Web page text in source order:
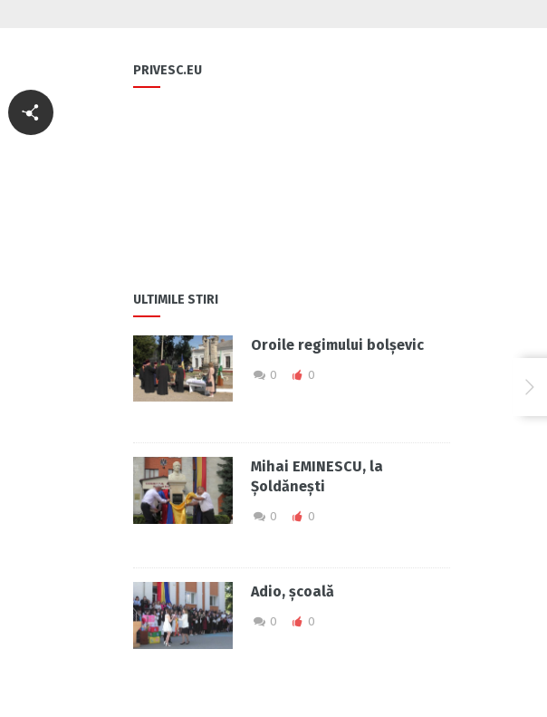
PRIVESC.EU
ULTIMILE STIRI
Oroile regimului bolșevic
0 0
Mihai EMINESCU, la
Șoldănești
0 0
Adio, școală
0 0